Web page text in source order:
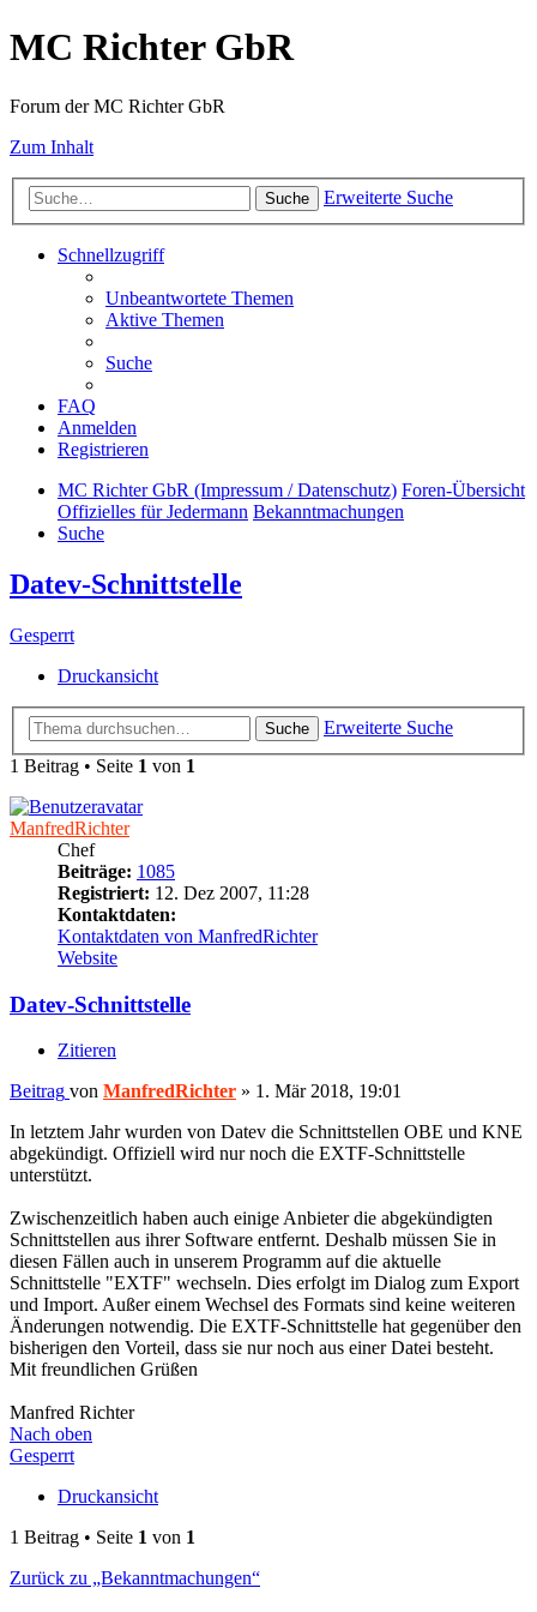
MC Richter GbR
Forum der MC Richter GbR
Zum Inhalt
Suche Erweiterte Suche
Schnellzugriff
Unbeantwortete Themen
Aktive Themen
Suche
FAQ
Anmelden
Registrieren
MC Richter GbR (Impressum / Datenschutz) Foren-Übersicht
Offizielles für Jedermann Bekanntmachungen
Suche
Datev-Schnittstelle
Gesperrt
Druckansicht
Suche
Erweiterte Suche
1 Beitrag • Seite 1 von 1
ManfredRichter
Chef
Beiträge: 1085
Registriert: 12. Dez 2007, 11:28
Kontaktdaten:
Kontaktdaten von ManfredRichter
Website
Datev-Schnittstelle
Zitieren
Beitrag von ManfredRichter » 1. Mär 2018, 19:01
In letztem Jahr wurden von Datev die Schnittstellen OBE und KNE
abgekündigt. Offiziell wird nur noch die EXTF-Schnittstelle
unterstützt.
Zwischenzeitlich haben auch einige Anbieter die abgekündigten
Schnittstellen aus ihrer Software entfernt. Deshalb müssen Sie in
diesen Fällen auch in unserem Programm auf die aktuelle
Schnittstelle "EXTF" wechseln. Dies erfolgt im Dialog zum Export
und Import. Außer einem Wechsel des Formats sind keine weiteren
Änderungen notwendig. Die EXTF-Schnittstelle hat gegenüber den
bisherigen den Vorteil, dass sie nur noch aus einer Datei besteht.
Mit freundlichen Grüßen
Manfred Richter
Nach oben
Gesperrt
Druckansicht
1 Beitrag • Seite 1 von 1
Zurück zu „Bekanntmachungen“